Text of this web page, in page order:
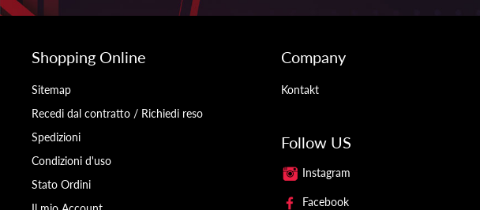
Shopping Online
Sitemap
Recedi dal contratto / Richiedi reso
Spedizioni
Condizioni d'uso
Stato Ordini
Company
Kontakt
Follow US
Instagram
Facebook